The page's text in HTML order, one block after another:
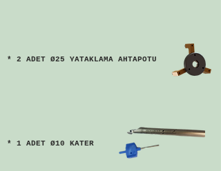
* 2 ADET Ø25 YATAKLAMA AHTAPOTU
* 1 ADET Ø10 KATER